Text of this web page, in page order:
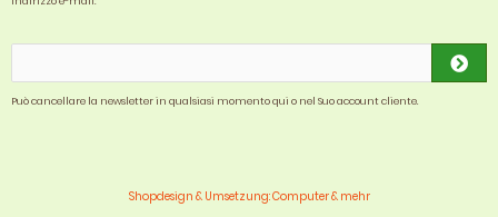
Può cancellare la newsletter in qualsiasi momento qui o nel Suo account cliente.
Shopdesign & Umsetzung: Computer & mehr